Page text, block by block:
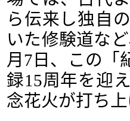
ら伝来し独自
いた修験道な
月7日、この「
録15周年を迎
念花火が打ち上